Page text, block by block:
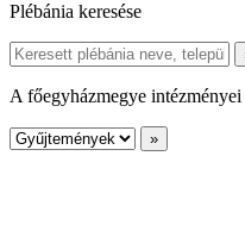
Plébánia keresése
A főegyházmegye intézményei